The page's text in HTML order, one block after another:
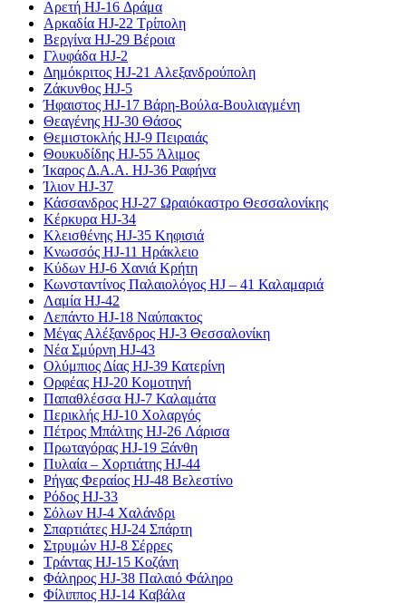
Αρετή HJ-16 Δράμα
Αρκαδία HJ-22 Τρίπολη
Βεργίνα HJ-29 Βέροια
Γλυφάδα HJ-2
Δημόκριτος HJ-21 Αλεξανδρούπολη
Ζάκυνθος HJ-5
Ήφαιστος HJ-17 Βάρη-Βούλα-Βουλιαγμένη
Θεαγένης HJ-30 Θάσος
Θεμιστοκλής HJ-9 Πειραιάς
Θουκυδίδης HJ-55 Άλιμος
Ίκαρος Δ.Α.Α. HJ-36 Ραφήνα
Ίλιον HJ-37
Κάσσανδρος HJ-27 Ωραιόκαστρο Θεσσαλονίκης
Κέρκυρα HJ-34
Κλεισθένης HJ-35 Κηφισιά
Κνωσσός HJ-11 Ηράκλειο
Κύδων HJ-6 Χανιά Κρήτη
Κωνσταντίνος Παλαιολόγος HJ – 41 Καλαμαριά
Λαμία HJ-42
Λεπάντο HJ-18 Ναύπακτος
Μέγας Αλέξανδρος HJ-3 Θεσσαλονίκη
Νέα Σμύρνη HJ-43
Ολύμπιος Δίας HJ-39 Κατερίνη
Ορφέας HJ-20 Κομοτηνή
Παπαθλέσσα HJ-7 Καλαμάτα
Περικλής HJ-10 Χολαργός
Πέτρος Μπάλτης HJ-26 Λάρισα
Πρωταγόρας HJ-19 Ξάνθη
Πυλαία – Χορτιάτης HJ-44
Ρήγας Φεραίος HJ-48 Βελεστίνο
Ρόδος HJ-33
Σόλων HJ-4 Χαλάνδρι
Σπαρτιάτες HJ-24 Σπάρτη
Στρυμών HJ-8 Σέρρες
Τράντας HJ-15 Κοζάνη
Φάληρος HJ-38 Παλαιό Φάληρο
Φίλιππος HJ-14 Καβάλα